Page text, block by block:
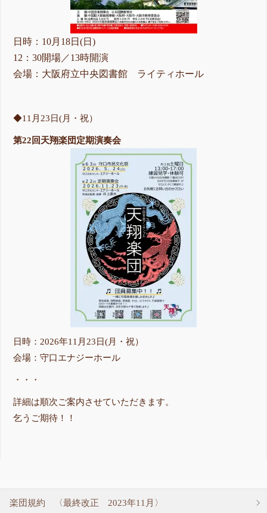
日時：10月18日(日)
12：30開場／13時開演
会場：大阪府立中央図書館 ライティホール
◆11月23日(月・祝）
第22回天翔楽団定期演奏会
日時：2026年11月23日(月・祝）
会場：守口エナジーホール
・・・
詳細は順次ご案内させていただきます。
乞うご期待！！
楽団規約 〈最終改正 2023年11月〉